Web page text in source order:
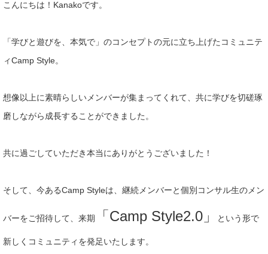
こんにちは！Kanakoです。
「学びと遊びを、本気で 」のコンセプトの元に立ち上げたコミュニテ
ィCamp Style。
想像以上に素晴らしいメンバーが集まってくれて、共に学びを切磋琢
磨しながら成長することができました。
共に過ごしていただき本当にありがとうございました！
そして、今あるCamp Styleは、継続メンバーと個別コンサル生のメン
バーをご招待して、来期 「Camp Style2.0」 という形で
新しくコミュニティを発足いたします。